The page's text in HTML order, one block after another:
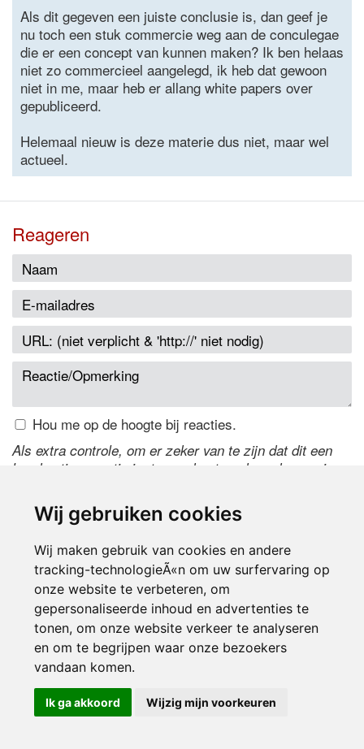
Wij gebruiken cookies
Wij maken gebruik van cookies en andere
tracking-technologieÃ«n om uw surfervaring op
onze website te verbeteren, om
gepersonaliseerde inhoud en advertenties te
tonen, om onze website verkeer te analyseren
en om te begrijpen waar onze bezoekers
vandaan komen.
Ik ga akkoord Wijzig mijn voorkeuren
Als dit gegeven een juiste conclusie is, dan geef je
nu toch een stuk commercie weg aan de conculegae
die er een concept van kunnen maken? Ik ben helaas
niet zo commercieel aangelegd, ik heb dat gewoon
niet in me, maar heb er allang white papers over
gepubliceerd.
Helemaal nieuw is deze materie dus niet, maar wel
actueel.
Reageren
Hou me op de hoogte bij reacties.
Als extra controle, om er zeker van te zijn dat dit een
handmatige reactie is, typ onderstaande code over in
de code te wijzigen.
© 2000-2026 UFE Media:Managersonline.nl|Brisk magazine
Partners:Autowereld.com